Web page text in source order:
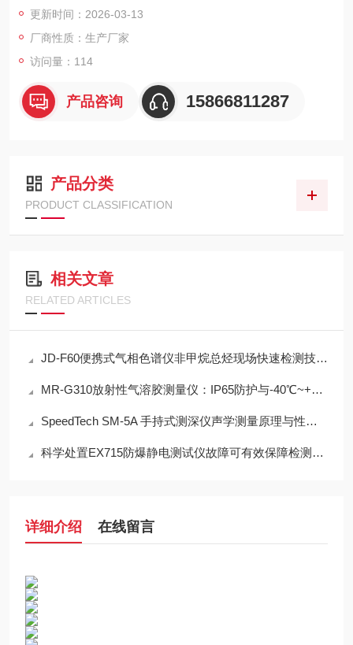
更新时间：2026-03-13
厂商性质：生产厂家
访问量：114
产品咨询 15866811287
产品分类
PRODUCT CLASSIFICATION
相关文章
RELATED ARTICLES
JD-F60便携式气相色谱仪非甲烷总烃现场快速检测技术方案
MR-G310放射性气溶胶测量仪：IP65防护与-40℃~+50℃宽温工作能力
SpeedTech SM-5A 手持式测深仪声学测量原理与性能分析
科学处置EX715防爆静电测试仪故障可有效保障检测工作正常开展
详细介绍 在线留言